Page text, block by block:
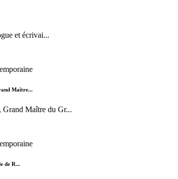
et écrivai...
Maître...
Maître du Gr...
de R...